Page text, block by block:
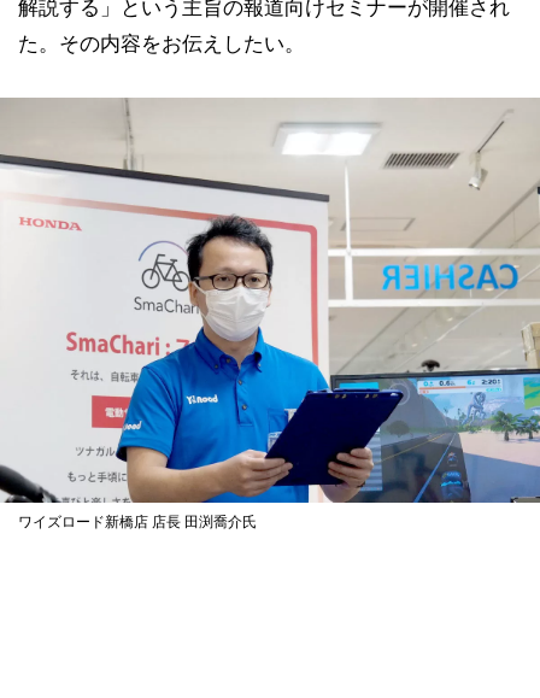
解説する」という主旨の報道向けセミナーが開催され
た。その内容をお伝えしたい。
ワイズロード新橋店 店長 田渕喬介氏